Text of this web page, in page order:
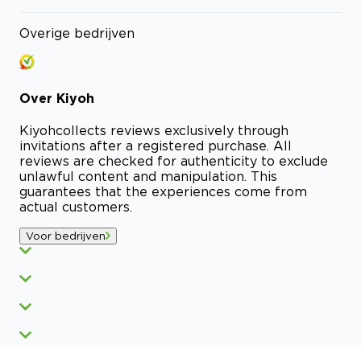
Overige bedrijven
Over Kiyoh
Kiyohcollects reviews exclusively through
invitations after a registered purchase. All
reviews are checked for authenticity to exclude
unlawful content and manipulation. This
guarantees that the experiences come from
actual customers.
Voor bedrijven